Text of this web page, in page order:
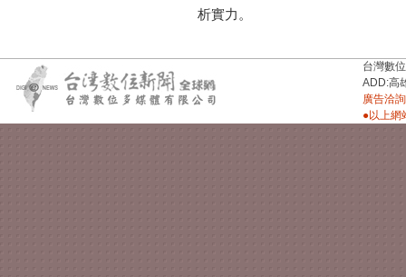
析實力。
台灣數
ADD:高
廣告洽
●以上網